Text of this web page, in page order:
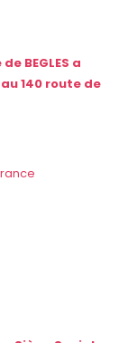
BEGLES a
140 route de